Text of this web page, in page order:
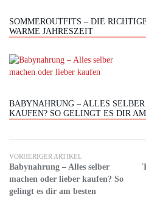
SOMMEROUTFITS – DIE
WARME JAHRESZEIT
BABYNAHRUNG – ALLES
KAUFEN? SO GELINGT ES DIR
VORHERIGER ARTIKEL
Babynahrung – Alles selber
machen oder lieber kaufen? So
gelingt es dir am besten